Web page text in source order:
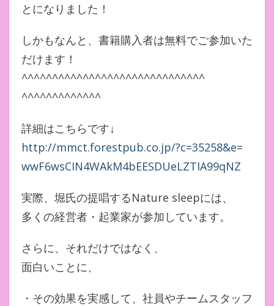
とになりました！
しかもなんと、書籍購入者は無料でご参加いた
だけます！
^^^^^^^^^^^^^^^^^^^^^^^^^^^^^^
^^^^^^^^^^^^^
詳細はこちらです↓
http://mmct.forestpub.co.jp/?c=35258&e=
wwF6wsCIN4WAkM4bEESDUeLZTIA99qNZ
実際、堀氏の提唱するNature sleepには、
多くの経営者・起業家が参加しています。
さらに、それだけではなく、
面白いことに、
・その効果を実感して、 社員やチームスタッフ